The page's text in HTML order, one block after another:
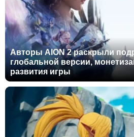
Авторы AION 2 раскрыли
глобальной версии,
развития игры